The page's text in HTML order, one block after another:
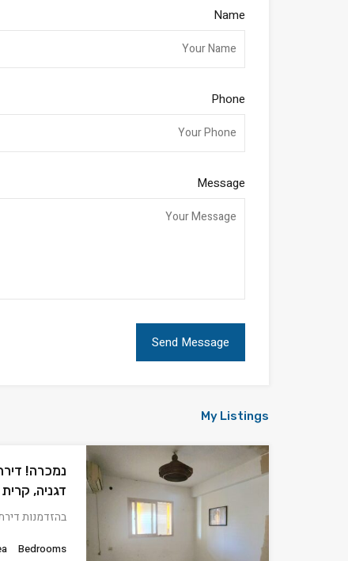
Name
Phone
Message
My Listings
דגניה, קרית
בהזדמנות דירת 2.5 חדרים
Bedrooms